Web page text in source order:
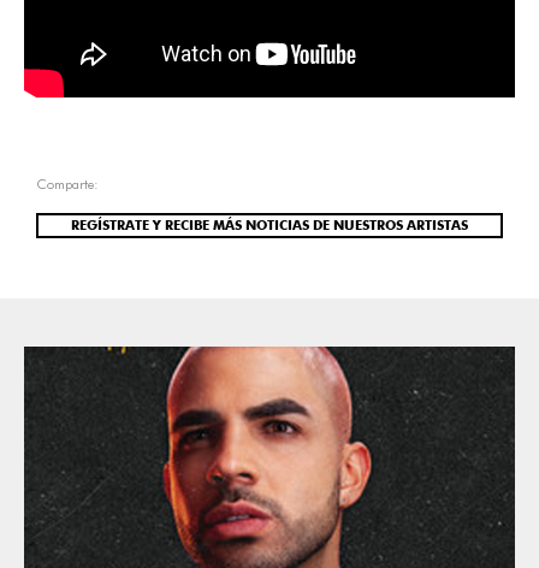
Comparte:
REGÍSTRATE Y RECIBE MÁS NOTICIAS DE NUESTROS ARTISTAS